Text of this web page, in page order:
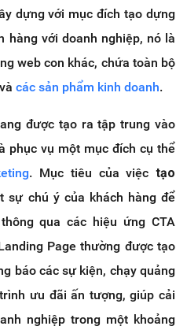
dựng với mục đích tạo dựng
hàng với doanh nghiệp, nó là
web con khác, chứa toàn bộ
các sản phẩm kinh doanh.
được tạo ra tập trung vào
phục vụ một mục đích cụ thể
. Mục tiêu của việc tạo
sự chú ý của khách hàng để
qua các hiệu ứng CTA
Page thường được tạo
báo các sự kiện, chạy quảng
ưu đãi ấn tượng, giúp cải
nghiệp trong một khoảng